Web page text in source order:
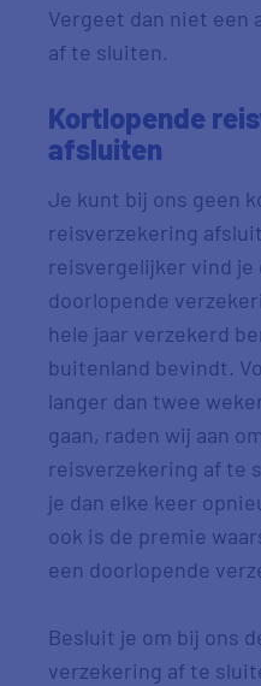
Vergeet dan niet een
af te sluiten.
Kortlopende
afsluiten
Je kunt bij ons geen
reisverzekering
reisvergelijker vind je
doorlopende
hele jaar verzekerd
buitenland bevindt.
langer dan twee
gaan, raden wij aan
reisverzekering af te
je dan elke keer
ook is de premie
een doorlopende
Besluit je om bij ons
verzekering af te